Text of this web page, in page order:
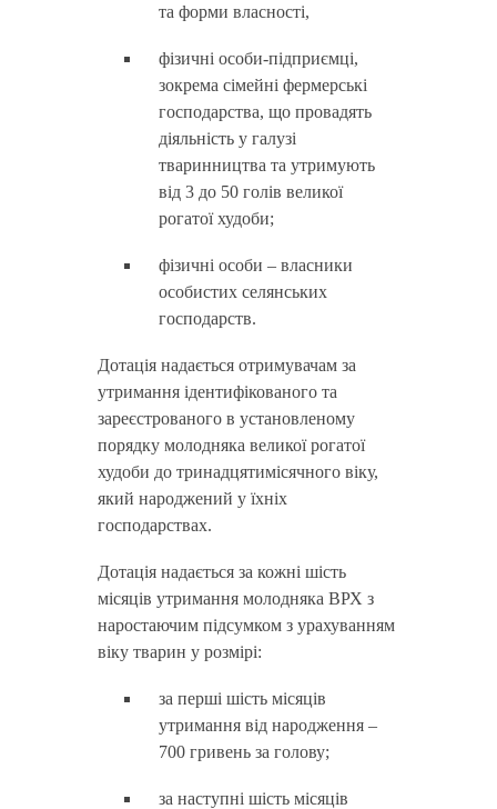
та форми власності,
фізичні особи-підприємці,
зокрема сімейні фермерські
господарства, що провадять
діяльність у галузі
тваринництва та утримують
від 3 до 50 голів великої
рогатої худоби;
фізичні особи – власники
особистих селянських
господарств.
Дотація надається отримувачам за
утримання ідентифікованого та
зареєстрованого в установленому
порядку молодняка великої рогатої
худоби до тринадцятимісячного віку,
який народжений у їхніх
господарствах.
Дотація надається за кожні шість
місяців утримання молодняка ВРХ з
наростаючим підсумком з урахуванням
віку тварин у розмірі:
за перші шість місяців
утримання від народження –
700 гривень за голову;
за наступні шість місяців